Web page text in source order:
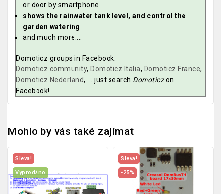
or door by smartphone
shows the rainwater tank level, and control the
garden watering
and much more....
Domoticz groups in Facebook:
Domoticz community, Domoticz Italia, Domoticz France,
Domoticz Nederland, ... just search Domoticzon
Facebook!
Mohlo by vás také zajímat
Sleva!
Vyprodáno
Sleva!
-25%